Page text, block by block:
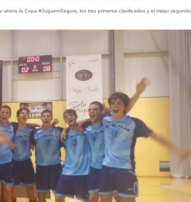
la Copa #JuguemSegurs. los tres primeros clasificados y el mejor segundo